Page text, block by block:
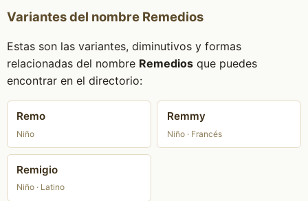
Variantes del nombre Remedios
Estas son las variantes, diminutivos y formas
relacionadas del nombre Remediosque puedes
encontrar en el directorio:
Remo
Niño
Remmy
Niño · Francés
Remigio
Niño · Latino